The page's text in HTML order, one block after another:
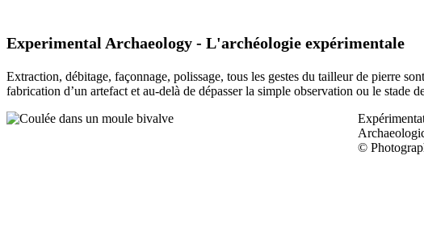
Experimental Archaeology - L'archéologie expérimentale
Extraction, débitage, façonnage, polissage, tous les gestes du tailleur de pierre
fabrication d’un artefact et au-delà de dépasser la simple observation ou le stade
©